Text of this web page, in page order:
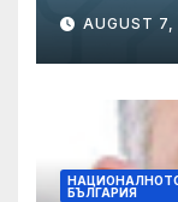
AUGUST
БЪЛГАРИЯ